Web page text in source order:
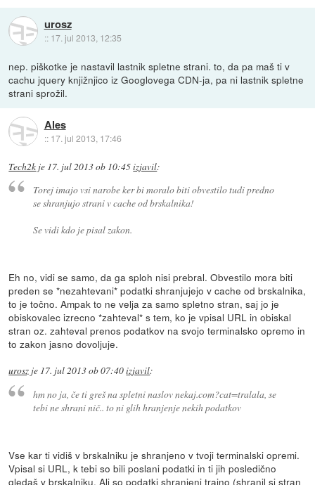
urosz
:: 17. jul 2013, 12:35
nep. piškotke je nastavil lastnik spletne strani. to, da pa maš ti v
cachu jquery knjižnjico iz Googlovega CDN-ja, pa ni lastnik spletne
strani sprožil.
Ales
:: 17. jul 2013, 17:46
Tech2k je 17. jul 2013 ob 10:45izjavil:
Torej imajo vsi narobe ker bi moralo biti obvestilo tudi predno
se shranjujo strani v cache od brskalnika!
Se vidi kdo je pisal zakon.
Eh no, vidi se samo, da ga sploh nisi prebral. Obvestilo mora biti
preden se *nezahtevani* podatki shranjujejo v cache od brskalnika,
to je točno. Ampak to ne velja za samo spletno stran, saj jo je
obiskovalec izrecno *zahteval* s tem, ko je vpisal URL in obiskal
stran oz. zahteval prenos podatkov na svojo terminalsko opremo in
to zakon jasno dovoljuje.
urosz je 17. jul 2013 ob 07:40izjavil:
hm no ja, če ti greš na spletni naslov nekaj.com?cat=tralala, se
tebi ne shrani nič.. to ni glih hranjenje nekih podatkov
Vse kar ti vidiš v brskalniku je shranjeno v tvoji terminalski opremi.
Vpisal si URL, k tebi so bili poslani podatki in ti jih posledično
gledaš v brskalniku. Ali so podatki shranjeni trajno (shranil si stran